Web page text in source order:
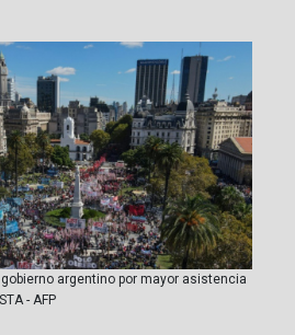
argentino por mayor asistencia
- AFP